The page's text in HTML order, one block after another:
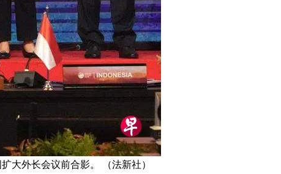
大外长会议前合影。 （法新社）